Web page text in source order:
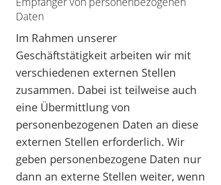
Daten
Im Rahmen unserer
Geschäftstätigkeit arbeiten wir mit
verschiedenen externen Stellen
zusammen. Dabei ist teilweise auch
eine Übermittlung von
personenbezogenen Daten an diese
externen Stellen erforderlich. Wir
geben personenbezogene Daten nur
dann an externe Stellen weiter, wenn